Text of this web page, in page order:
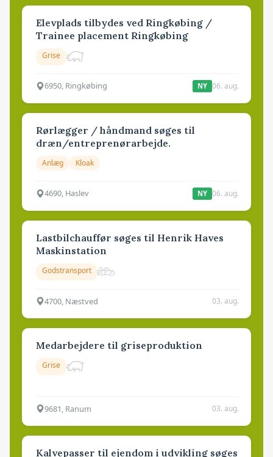
Elevplads tilbydes ved Ringkøbing /
Trainee placement Ringkøbing
Grise
6950, Ringkøbing NY 06. aug.
Rørlægger / håndmand søges til
dræn/entreprenørarbejde.
Anlæg Kloak
4690, Haslev NY 06. aug.
Lastbilchauffør søges til Henrik Haves
Maskinstation
Godstransport
4700, Næstved 03. aug.
Medarbejdere til griseproduktion
Grise
9681, Ranum 03. aug.
Kalvepasser til ejendom i udvikling søges